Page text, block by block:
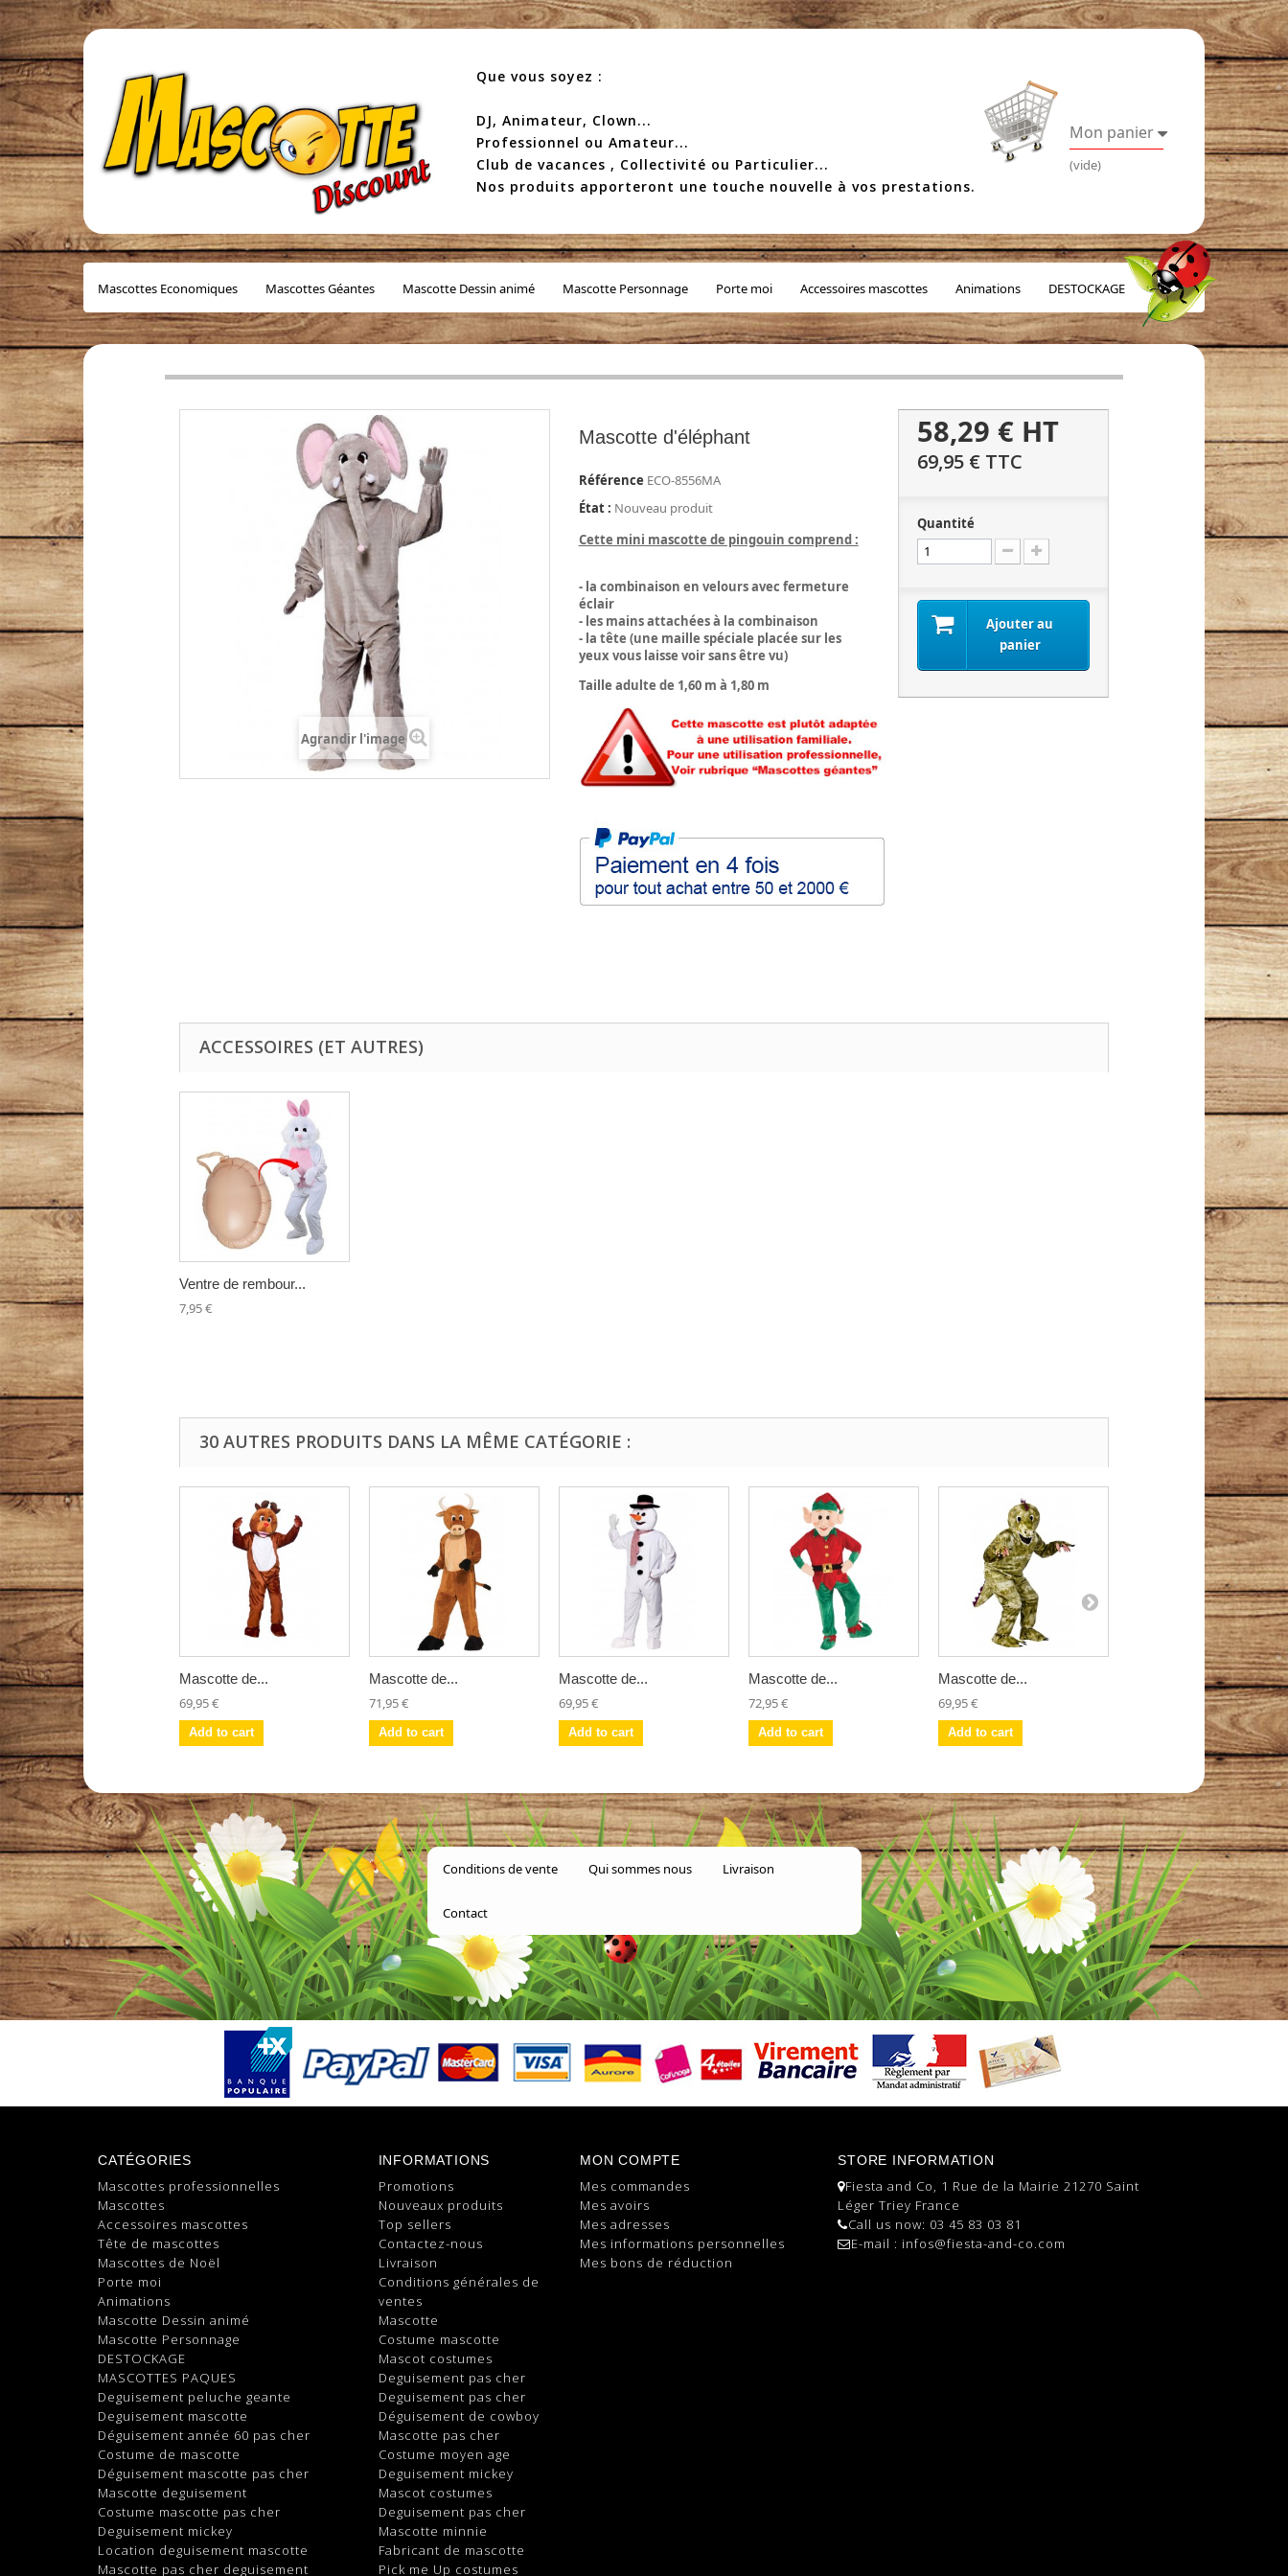
Conditions de vente Qui sommes nous Livraison
Contact
Que vous soyez :
DJ, Animateur, Clown...
Professionnel ou Amateur...
Club de vacances , Collectivité ou Particulier...
Nos produits apporteront une touche nouvelle à vos prestations.
Mon panier
(vide)
Mascottes Economiques Mascottes Géantes Mascotte Dessin animé Mascotte Personnage Porte moi Accessoires mascottes Animations DESTOCKAGE
Agrandir l'image
Mascotte d'éléphant
Référence ECO-8556MA
État : Nouveau produit
Cette mini mascotte de pingouin comprend :
- la combinaison en velours avec fermeture
éclair
- les mains attachées à la combinaison
- la tête (une maille spéciale placée sur les
yeux vous laisse voir sans être vu)
Taille adulte de 1,60 m à 1,80 m
58,29 €HT
69,95 €TTC
Quantité
Ajouter au
panier
ACCESSOIRES (ET AUTRES)
Ventre de rembour...
7,95 €
30 AUTRES PRODUITS DANS LA MÊME CATÉGORIE :
Mascotte de...
69,95 €
Add to cart
Mascotte de...
71,95 €
Add to cart
Mascotte de...
69,95 €
Add to cart
Mascotte de...
72,95 €
Add to cart
Mascotte de...
69,95 €
Add to cart
CATÉGORIES
Mascottes professionnelles
Mascottes
Accessoires mascottes
Tête de mascottes
Mascottes de Noël
Porte moi
Animations
Mascotte Dessin animé
Mascotte Personnage
DESTOCKAGE
MASCOTTES PAQUES
Deguisement peluche geante
Deguisement mascotte
Déguisement année 60 pas cher
Costume de mascotte
Déguisement mascotte pas cher
Mascotte deguisement
Costume mascotte pas cher
Deguisement mickey
Location deguisement mascotte
Mascotte pas cher deguisement
INFORMATIONS
Promotions
Nouveaux produits
Top sellers
Contactez-nous
Livraison
Conditions générales de
ventes
Mascotte
Costume mascotte
Mascot costumes
Deguisement pas cher
Deguisement pas cher
Déguisement de cowboy
Mascotte pas cher
Costume moyen age
Deguisement mickey
Mascot costumes
Deguisement pas cher
Mascotte minnie
Fabricant de mascotte
Pick me Up costumes
MON COMPTE
Mes commandes
Mes avoirs
Mes adresses
Mes informations personnelles
Mes bons de réduction
STORE INFORMATION
Fiesta and Co, 1 Rue de la Mairie 21270 Saint
Léger Triey France
Call us now: 03 45 83 03 81
E-mail : infos@fiesta-and-co.com